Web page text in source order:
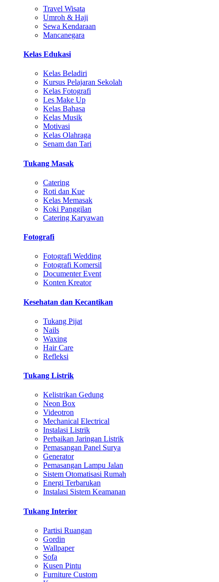
Travel Wisata
Umroh & Haji
Sewa Kendaraan
Mancanegara
Kelas Edukasi
Kelas Beladiri
Kursus Pelajaran Sekolah
Kelas Fotografi
Les Make Up
Kelas Bahasa
Kelas Musik
Motivasi
Kelas Olahraga
Senam dan Tari
Tukang Masak
Catering
Roti dan Kue
Kelas Memasak
Koki Panggilan
Catering Karyawan
Fotografi
Fotografi Wedding
Fotografi Komersil
Documenter Event
Konten Kreator
Kesehatan dan Kecantikan
Tukang Pijat
Nails
Waxing
Hair Care
Refleksi
Tukang Listrik
Kelistrikan Gedung
Neon Box
Videotron
Mechanical Electrical
Instalasi Listrik
Perbaikan Jaringan Listrik
Pemasangan Panel Surya
Generator
Pemasangan Lampu Jalan
Sistem Otomatisasi Rumah
Energi Terbarukan
Instalasi Sistem Keamanan
Tukang Interior
Partisi Ruangan
Gordin
Wallpaper
Sofa
Kusen Pintu
Furniture Custom